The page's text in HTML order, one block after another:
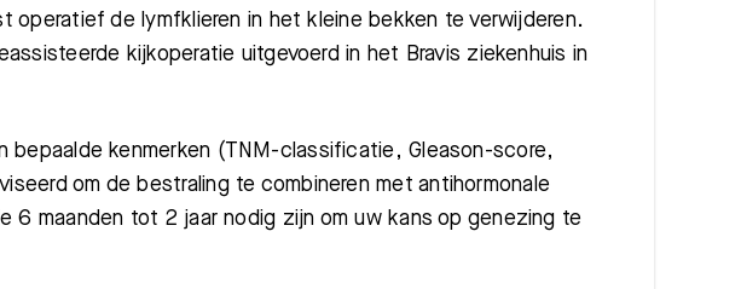
operatief de lymfklieren in het kleine bekken te verwijderen.
kijkoperatie uitgevoerd in het Bravis ziekenhuis in
bepaalde kenmerken (TNM-classificatie, Gleason-score,
om de bestraling te combineren met antihormonale
6 maanden tot 2 jaar nodig zijn om uw kans op genezing te